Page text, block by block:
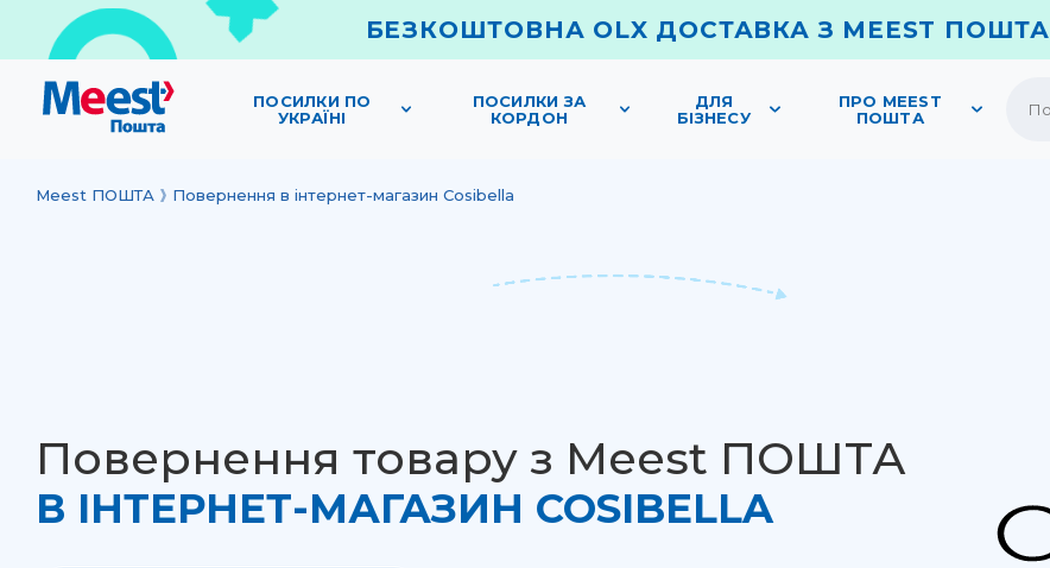
БЕЗКОШТОВНА OLX ДОСТАВКА З MEEST ПОШТА
ПОСИЛКИ ПО
УКРАЇНІ
ПОСИЛКИ ЗА
КОРДОН
ДЛЯ
БІЗНЕСУ
ПРО MEEST
ПОШТА
Meest ПОШТА Повернення в інтернет-магазин Cosibella
Повернення товару з Meest ПОШТА
В ІНТЕРНЕТ-МАГАЗИН COSIBELLA